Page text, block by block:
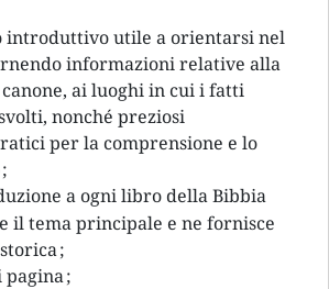
introduttivo utile a orientarsi nel
informazioni relative alla
ai luoghi in cui i fatti
nonché preziosi
per la comprensione e lo
a ogni libro della Bibbia
il tema principale e ne fornisce
;
;